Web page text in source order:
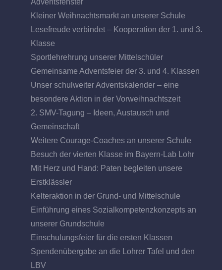
Kleiner Weihnachtsmarkt an unserer Schule
Lesefreude verbindet – Kooperation der 1. und 3.
Klasse
Sportlehrehrung unserer Mittelschüler
Gemeinsame Adventsfeier der 3. und 4. Klassen
Unser schulweiter Adventskalender – eine
besondere Aktion in der Vorweihnachtszeit
2. SMV-Tagung – Ideen, Austausch und
Gemeinschaft
Weitere Courage-Coaches an unserer Schule
Besuch der vierten Klasse im Bayern-Lab Lohr
Mit Herz und Hand: Paten begleiten unsere
Erstklässler
Kelteraktion in der Grund- und Mittelschule
Einführung eines Sozialkompetenzkonzepts an
unserer Grundschule
Einschulungsfeier für die ersten Klassen
Spendenübergabe an die Lohrer Tafel und den
LBV